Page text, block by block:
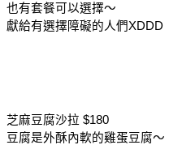
也有套餐可以選擇～
獻給有選擇障礙的人們XDDD
芝麻豆腐沙拉 $180
豆腐是外酥內軟的雞蛋豆腐～